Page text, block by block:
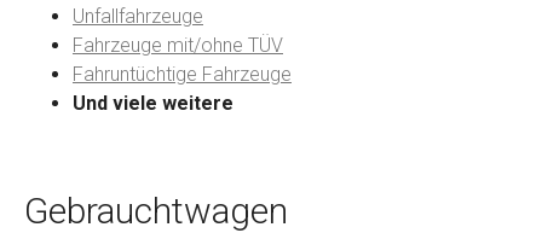
Name*
Email
Unfallfahrzeuge
Fahrzeuge mit/ohne TÜV
Fahruntüchtige Fahrzeuge
Und viele weitere
Gebrauchtwagen